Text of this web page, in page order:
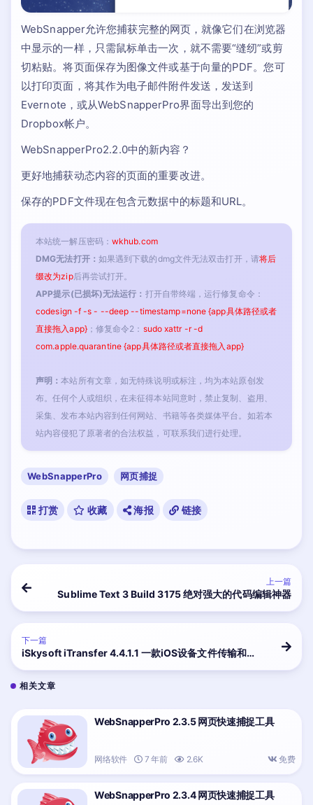
WebSnapper允许您捕获完整的网页，就像它们在浏览器
中显示的一样，只需鼠标单击一次，就不需要“缝纫”或剪
切粘贴。将页面保存为图像文件或基于向量的PDF。您可
以打印页面，将其作为电子邮件附件发送，发送到
Evernote，或从WebSnapperPro界面导出到您的
Dropbox帐户。
WebSnapperPro2.2.0中的新内容？
更好地捕获动态内容的页面的重要改进。
保存的PDF文件现在包含元数据中的标题和URL。
本站统一解压密码： wkhub.com
DMG无法打开： 如果遇到下载的dmg文件无法双击打开，请将后
缀改为zip后再尝试打开。
APP提示(已损坏)无法运行： 打开自带终端，运行修复命令：
codesign -f -s - --deep --timestamp=none {app具体路径或者
直接拖入app}；修复命令2： sudo xattr -r -d
com.apple.quarantine {app具体路径或者直接拖入app}
声明：本站所有文章，如无特殊说明或标注，均为本站原创发
布。任何个人或组织，在未征得本站同意时，禁止复制、盗用、
采集、发布本站内容到任何网站、书籍等各类媒体平台。如若本
站内容侵犯了原著者的合法权益，可联系我们进行处理。
WebSnapperPro 网页捕捉
打赏 收藏 海报 链接
上一篇
Sublime Text 3 Build 3175 绝对强大的代码编辑神器
下一篇
iSkysoft iTransfer 4.4.1.1 一款iOS设备文件传输和管
相关文章
WebSnapperPro 2.3.5 网页快速捕捉工具
网络软件 7 年前 2.6K 免费
WebSnapperPro 2.3.4 网页快速捕捉工具